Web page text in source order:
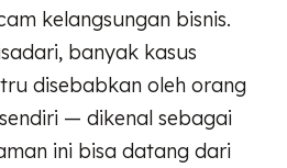
kelangsungan bisnis.
banyak kasus
disebabkan oleh orang
— dikenal sebagai
ini bisa datang dari